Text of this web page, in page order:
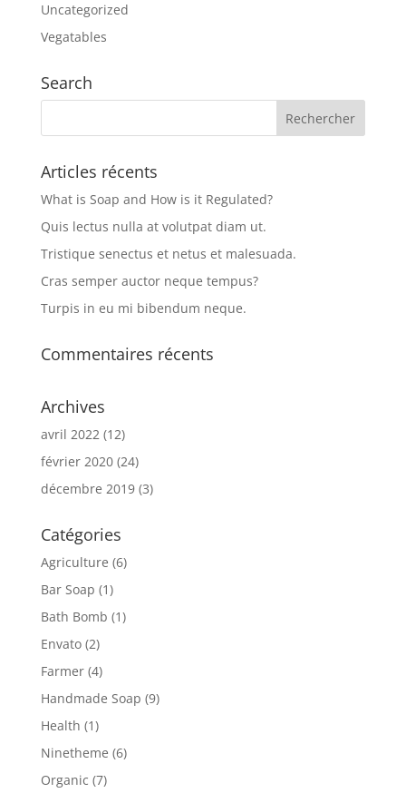
Uncategorized
Vegatables
Search
Articles récents
What is Soap and How is it Regulated?
Quis lectus nulla at volutpat diam ut.
Tristique senectus et netus et malesuada.
Cras semper auctor neque tempus?
Turpis in eu mi bibendum neque.
Commentaires récents
Archives
avril 2022(12)
février 2020(24)
décembre 2019(3)
Catégories
Agriculture (6)
Bar Soap (1)
Bath Bomb (1)
Envato(2)
Farmer(4)
Handmade Soap (9)
Health (1)
Ninetheme (6)
Organic (7)